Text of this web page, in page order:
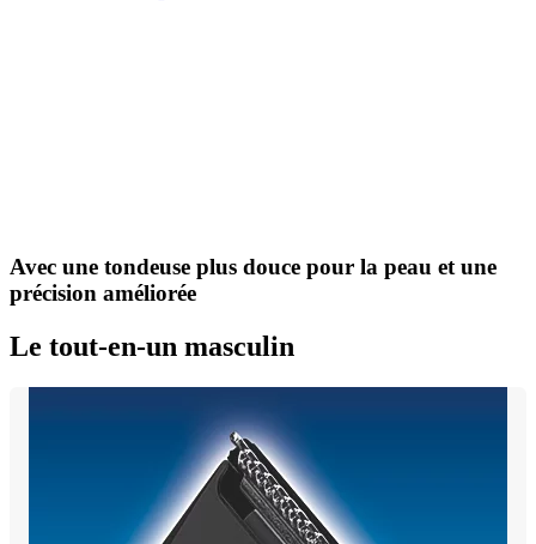
Avec une tondeuse plus douce pour la peau et une
précision améliorée
Le tout-en-un masculin